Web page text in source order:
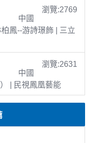
瀏覽:2769
中國
鳳--游詩璟飾 | 三立
瀏覽:2631
中國
| 民視鳳凰藝能